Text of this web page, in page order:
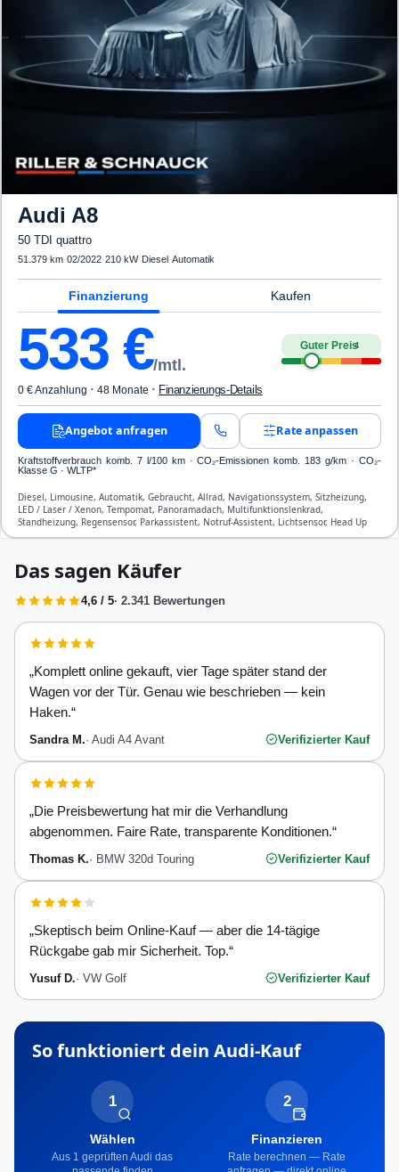
Audi A8
50 TDI quattro
51.379 km·02/2022·210 kW· Diesel·Automatik
Finanzierung Kaufen
533 €/mtl.
Guter Preis4
0 € Anzahlung · 48 Monate · Finanzierungs-Details
Angebot anfragen Rate anpassen
Kraftstoffverbrauch komb. 7 l/100 km · CO₂-Emissionen komb. 183 g/km · CO₂-
Klasse G · WLTP*
Diesel, Limousine, Automatik, Gebraucht, Allrad, Navigationssystem, Sitzheizung,
LED / Laser / Xenon, Tempomat, Panoramadach, Multifunktionslenkrad,
Standheizung, Regensensor, Parkassistent, Notruf-Assistent, Lichtsensor, Head Up
Display, Start/Stopp-Automatik, Bluetooth, Freisprecheinrichtung, Verkehrszeichen-
Das sagen Käufer
4,6 / 5· 2.341 Bewertungen
„Komplett online gekauft, vier Tage später stand der
Wagen vor der Tür. Genau wie beschrieben — kein
Haken.“
Sandra M.· Audi A4 Avant Verifizierter Kauf
„Die Preisbewertung hat mir die Verhandlung
abgenommen. Faire Rate, transparente Konditionen.“
Thomas K.· BMW 320d Touring Verifizierter Kauf
„Skeptisch beim Online-Kauf — aber die 14-tägige
Rückgabe gab mir Sicherheit. Top.“
Yusuf D.· VW Golf Verifizierter Kauf
So funktioniert dein Audi-Kauf
1
Wählen
Aus 1 geprüften Audi das
2
Finanzieren
Rate berechnen — Rate